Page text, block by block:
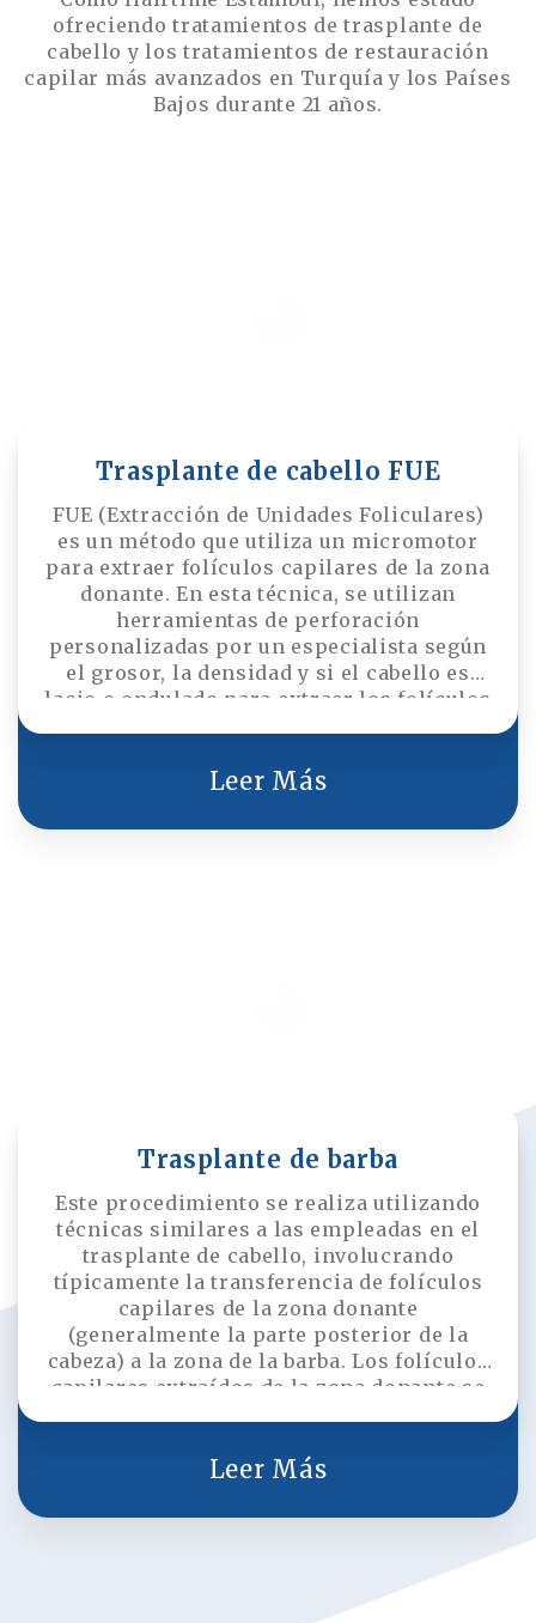
ofreciendo tratamientos de trasplante de
cabello y los tratamientos de restauración
capilar más avanzados en Turquía y los Países
Bajos durante 21 años.
Trasplante de cabello FUE
FUE (Extracción de Unidades Foliculares)
es un método que utiliza un micromotor
para extraer folículos capilares de la zona
donante. En esta técnica, se utilizan
herramientas de perforación
personalizadas por un especialista según
el grosor, la densidad y si el cabello es
lacio o ondulado para extraer los folículos
trasplante en la zona receptora. Con el
zona calva utilizando zafiro, un bolígrafo
Leer Más
Trasplante de barba
Este procedimiento se realiza utilizando
técnicas similares a las empleadas en el
trasplante de cabello, involucrando
típicamente la transferencia de folículos
capilares de la zona donante
(generalmente la parte posterior de la
cabeza) a la zona de la barba. Los folículos
capilares extraídos de la zona donante se
precisión, ya que colocar los folículos
correctos es crucial para lograr una
necesarios para mejorar la densidad y
plenitud de la barba se determina en
Leer Más